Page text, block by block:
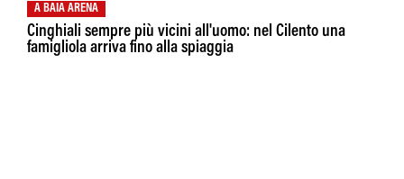
A BAIA ARENA
Cinghiali sempre più vicini all'uomo: nel Cilento una
famigliola arriva fino alla spiaggia